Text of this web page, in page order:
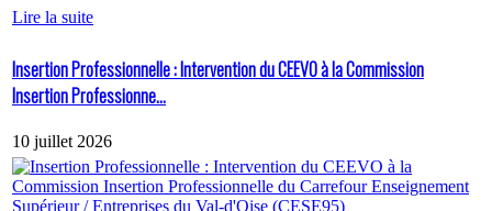
Lire la suite
Insertion Professionnelle : Intervention du CEEVO à la Commission
Insertion Professionne...
10 juillet 2026